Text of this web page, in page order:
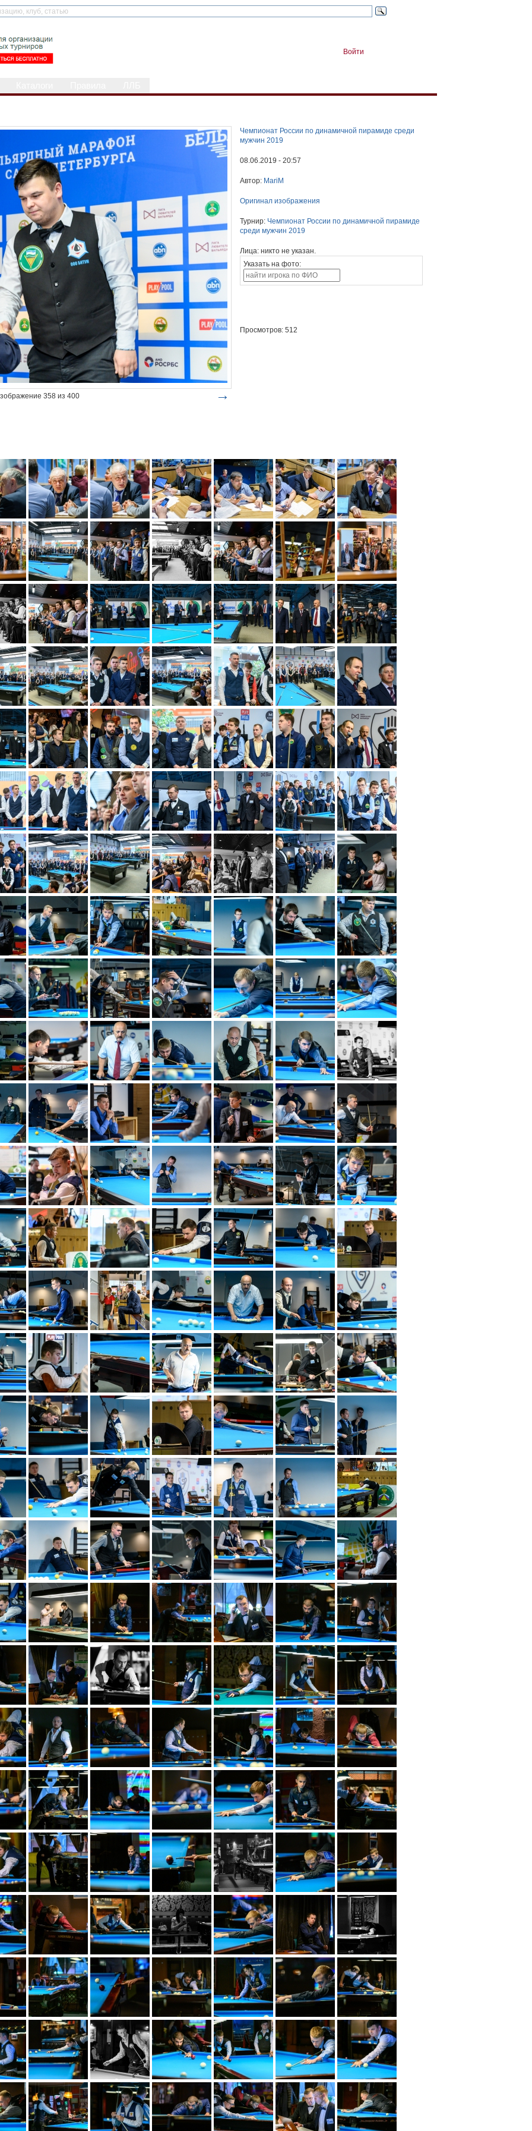
Войти
358 из 400 →
Чемпионат России по динамичной пирамиде среди
мужчин 2019
08.06.2019 - 20:57
Автор: MariM
Оригинал изображения
Турнир: Чемпионат России по динамичной пирамиде
среди мужчин 2019
Лица: никто не указан.
Указать на фото:
Просмотров: 512